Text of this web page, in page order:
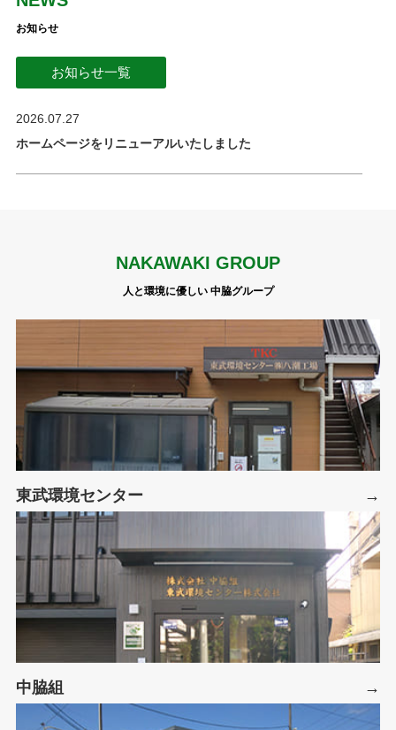
お知らせ
お知らせ一覧
2026.07.27
ホームページをリニューアルいたしました
NAKAWAKI GROUP
人と環境に優しい 中脇グループ
東武環境センター
中脇組